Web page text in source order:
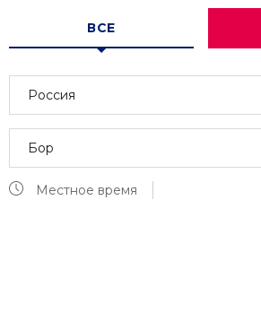
ВСЕ
Россия
Бор
Местное время